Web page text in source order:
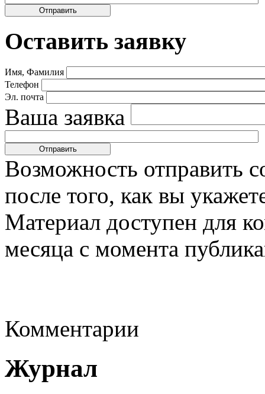
Оставить заявку
Имя, Фамилия
Телефон
Эл. почта
Ваша заявка
Возможность отправить
после того, как вы
Материал доступен для
месяца с момента
Комментарии
Журнал